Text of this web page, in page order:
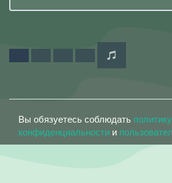
Вы обязуетесь соблюдать политику
конфиденциальности и